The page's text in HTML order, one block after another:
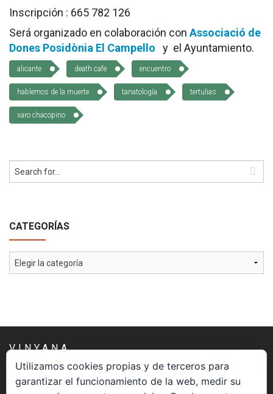
Noticias
Vídeos
Contacto
Cómo Colaborar
Inscripción : 665 782 126
Será organizado en colaboración con Associació de
Dones Posidònia El Campello
y el Ayuntamiento.
alicante death cafe encuentro
hablemos de la muerte tanatología tertulias
xaro chacopino
CATEGORÍAS
Categorías
VINYANA
Una asociación constituida sin ánimo de lucro cuya misión
Utilizamos cookies propias y de terceros para
garantizar el funcionamiento de la web, medir su